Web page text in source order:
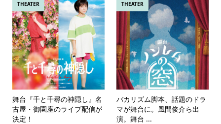
THEATER
舞台『千と千尋の神隠し』名
古屋・御園座のライブ配信が
決定！
THEATER
バカリズム脚本、話題のドラ
マが舞台に。風間俊介ら出
演。舞台 ...